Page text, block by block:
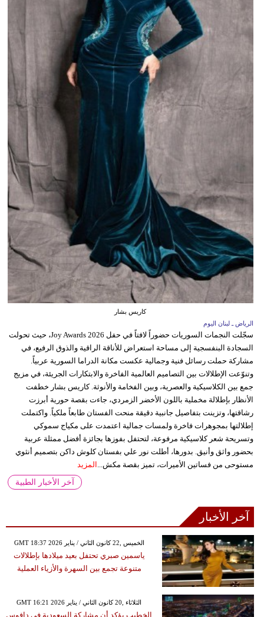
كاريس بشار
الرياض ـ لبنان اليوم
سجّلت النجمات السوريات حضوراً لافتاً في حفل Joy Awards 2026، حيث تحولت
السجادة البنفسجية إلى مساحة استعراض للأناقة الراقية والذوق الرفيع، في
مشاركة حملت رسائل فنية وجمالية عكست مكانة الدراما السورية عربياً.
وتنوّعت الإطلالات بين التصاميم العالمية الفاخرة والابتكارات الجريئة، في مزيج
جمع بين الكلاسيكية والعصرية، وبين الفخامة والأنوثة. كاريس بشار خطفت
الأنظار بإطلالة مخملية باللون الأخضر الزمردي، جاءت بقصة حورية أبرزت
رشاقتها، وتزينت بتفاصيل جانبية دقيقة منحت الفستان طابعاً ملكياً. واكتملت
إطلالتها بمجوهرات فاخرة ولمسات جمالية اعتمدت على مكياج سموكي
وتسريحة شعر كلاسيكية مرفوعة، لتحتفل بفوزها بجائزة أفضل ممثلة عربية
بحضور واثق وأنيق. بدورها، أطلت نور علي بفستان كلوش داكن بتصميم أنثوي
مستوحى من فساتين الأميرات، تميز بقصة مكش... المزيد
آخر الأخبار الطبية
آخر الأخبار
GMT 18:37 2026 الخميس ,22 كانون الثاني / يناير
ياسمين صبري تحتفل بعيد ميلادها بإطلالات
متنوعة تجمع بين السهرة والأزياء العملية
GMT 16:21 2026 الثلاثاء ,20 كانون الثاني / يناير
الخطيب يؤكد أن مشاركة السعودية في دافوس